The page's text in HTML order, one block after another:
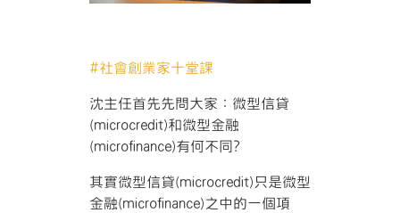
#社會創業家十堂課
沈主任首先先問大家：微型信貸
(microcredit)和微型金融
(microfinance)有何不同?
其實微型信貸(microcredit)只是微型
金融(microfinance)之中的一個項